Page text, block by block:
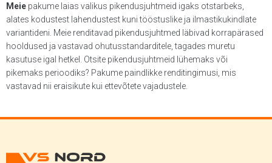
Meie pakume laias valikus pikendusjuhtmeid igaks otstarbeks,
alates kodustest lahendustest kuni tööstuslike ja ilmastikukindlate
variantideni. Meie renditavad pikendusjuhtmed läbivad korrapärased
hooldused ja vastavad ohutusstandarditele, tagades muretu
kasutuse igal hetkel. Otsite pikendusjuhtmeid lühemaks või
pikemaks perioodiks? Pakume paindlikke renditingimusi, mis
vastavad nii eraisikute kui ettevõtete vajadustele.